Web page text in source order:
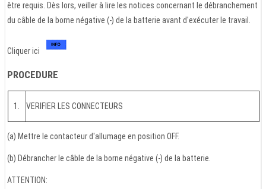
être requis. Dès lors, veiller à lire les notices concernant le débranchement
du câble de la borne négative (-) de la batterie avant d'exécuter le travail.
Cliquer ici
PROCEDURE
1. VERIFIER LES CONNECTEURS
(a) Mettre le contacteur d'allumage en position OFF.
(b) Débrancher le câble de la borne négative (-) de la batterie.
ATTENTION: